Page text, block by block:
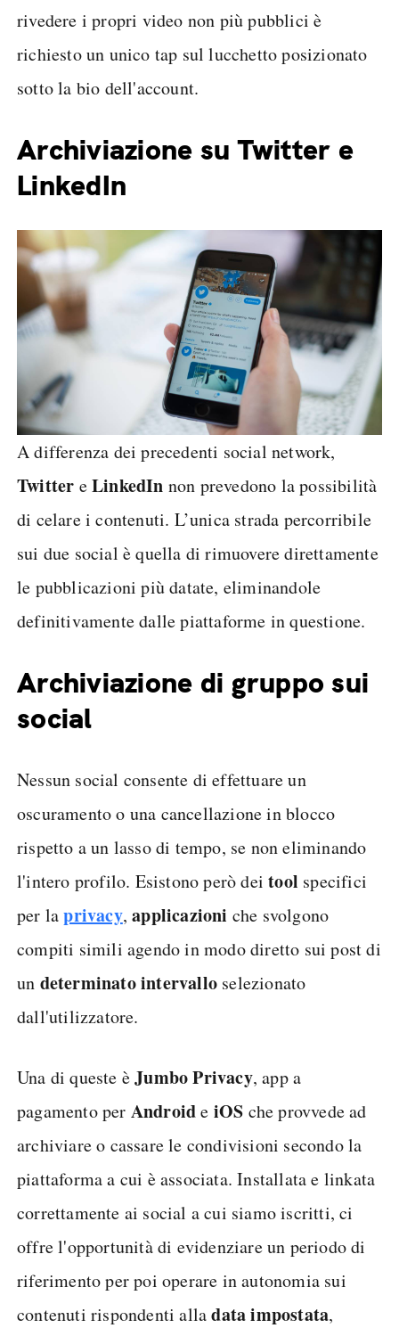
rivedere i propri video non più pubblici è
richiesto un unico tap sul lucchetto posizionato
sotto la bio dell'account.
Archiviazione su Twitter e
LinkedIn
A differenza dei precedenti social network,
Twitter eLinkedIn non prevedono la possibilità
di celare i contenuti. L’unica strada percorribile
sui due social è quella di rimuovere direttamente
le pubblicazioni più datate, eliminandole
definitivamente dalle piattaforme in questione.
Archiviazione di gruppo sui
social
Nessun social consente di effettuare un
oscuramento o una cancellazione in blocco
rispetto a un lasso di tempo, se non eliminando
l'intero profilo. Esistono però deitool specifici
per laprivacy,applicazioni che svolgono
compiti simili agendo in modo diretto sui post di
un determinato intervallo selezionato
dall'utilizzatore.
Una di queste èJumbo Privacy, app a
pagamento per Androide iOS che provvede ad
archiviare o cassare le condivisioni secondo la
piattaforma a cui è associata. Installata e linkata
correttamente ai social a cui siamo iscritti, ci
offre l'opportunità di evidenziare un periodo di
riferimento per poi operare in autonomia sui
contenuti rispondenti alladata impostata,